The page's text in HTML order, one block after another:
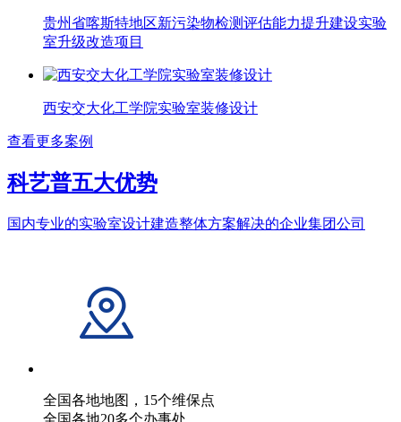
贵州省喀斯特地区新污染物检测评估能力提升建设实验
室升级改造项目
西安交大化工学院实验室装修设计
查看更多案例
科艺普五大优势
国内专业的实验室设计建造整体方案解决的企业集团公司
全国各地地图，15个维保点